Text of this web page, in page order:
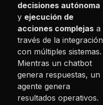
decisiones autónoma
y ejecución de
acciones complejas a
través de la integración
con múltiples sistemas.
Mientras un chatbot
genera respuestas, un
agente genera
resultados operativos.